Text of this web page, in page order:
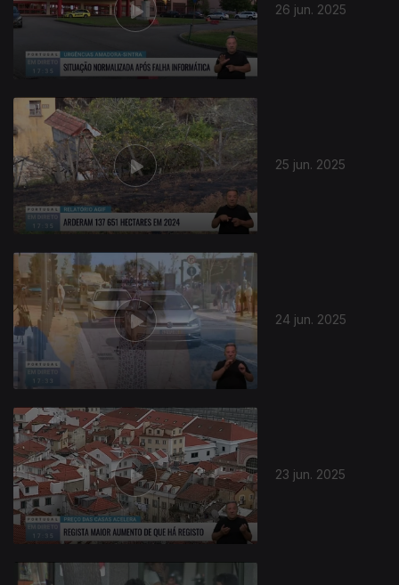
26 jun. 2025
25 jun. 2025
24 jun. 2025
23 jun. 2025